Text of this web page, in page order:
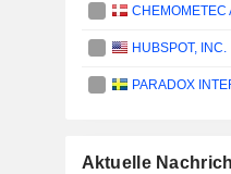
CHEMOMETEC
HUBSPOT, INC.
PARADOX
Aktuelle